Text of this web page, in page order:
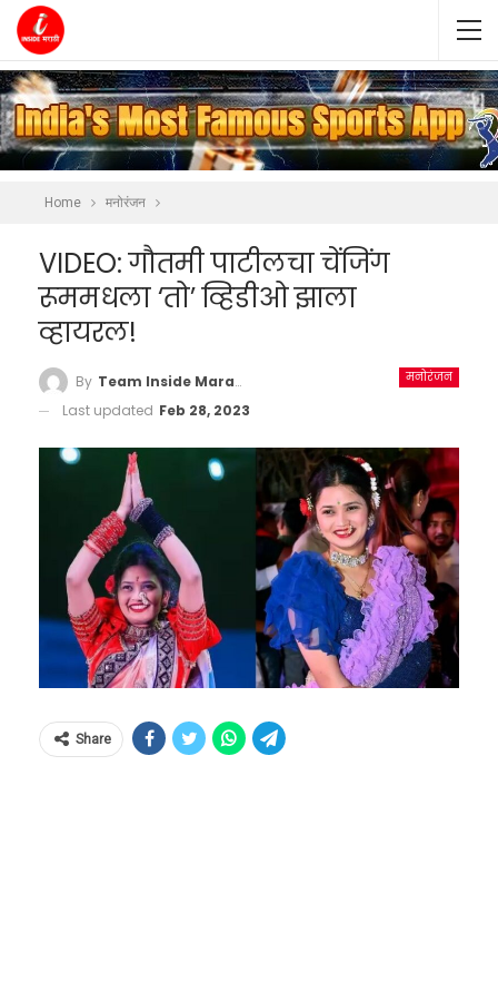
Home मनोरंजन
VIDEO: गौतमी पाटीलचा चेंजिंग
रूममधला ‘तो’ व्हिडीओ झाला
व्हायरल!
मनोरंजन
By Team Inside Marathi
Last updated Feb 28, 2023
Share